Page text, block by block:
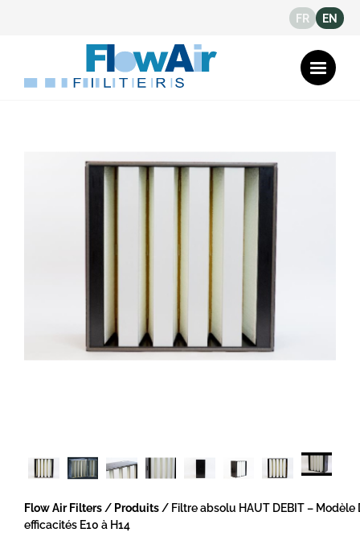
FR EN
Flow Air Filters / Produits / Filtre absolu HAUT DEBIT – Modèle
efficacités E10 à H14